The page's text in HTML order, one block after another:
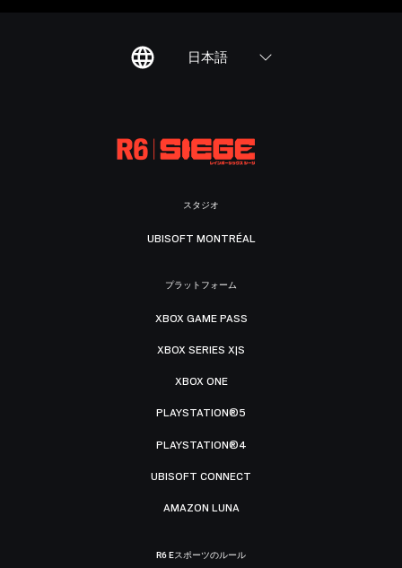
日本語
スタジオ
UBISOFT MONTRÉAL
プラットフォーム
XBOX GAME PASS
XBOX SERIES X|S
XBOX ONE
PLAYSTATION®5
PLAYSTATION®4
UBISOFT CONNECT
AMAZON LUNA
R6 Eスポーツのルール